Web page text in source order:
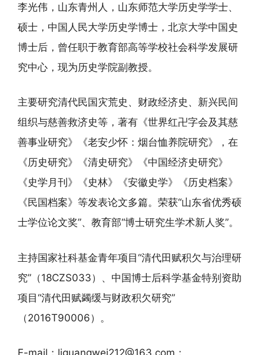
李光伟，山东青州人，山东师范大学历史学学士、
硕士，中国人民大学历史学博士，北京大学中国史
博士后，曾任职于教育部高等学校社会科学发展研
究中心，现为历史学院副教授。
主要研究清代民国灾荒史、财政经济史、新兴民间
组织与慈善救济史等，著有《世界红卍字会及其慈
善事业研究》《老安少怀：烟台恤养院研究》，在
《历史研究》《清史研究》《中国经济史研究》
《史学月刊》《史林》《安徽史学》《历史档案》
《民国档案》等发表论文多篇。荣获“山东省优秀硕
士学位论文奖”、教育部“博士研究生学术新人奖”。
主持国家社科基金青年项目“清代田赋积欠与治理研
究”（18CZS033）、中国博士后科学基金特别资助
项目“清代田赋蠲缓与财政积欠研究”
（2016T90006）。
E-mail：liguangwei212@163.com；